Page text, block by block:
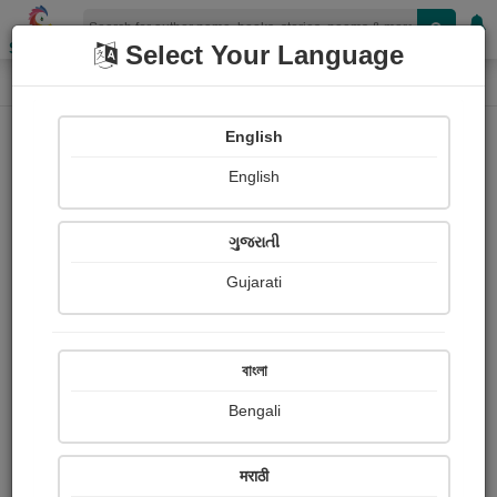
Shopizen
Home Photographs
Daya Kantariya
Ratings
Share with your friends :
Select Your Language
English
English
ગુજરાતી
Gujarati
বাংলা
Bengali
मराठी